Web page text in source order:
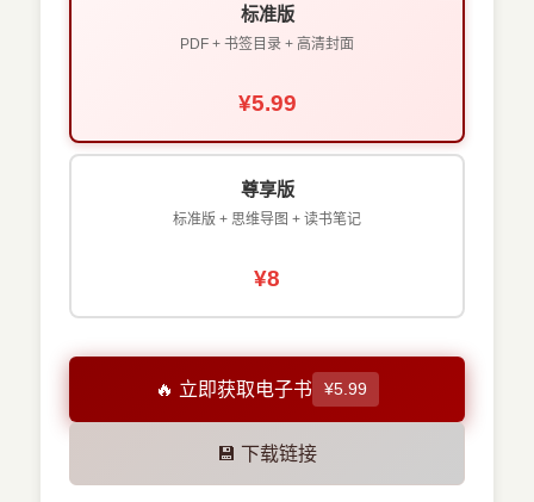
标准版
PDF + 书签目录 + 高清封面
¥5.99
尊享版
标准版 + 思维导图 + 读书笔记
¥8
🔥 立即获取电子书 ¥5.99
💾 下载链接